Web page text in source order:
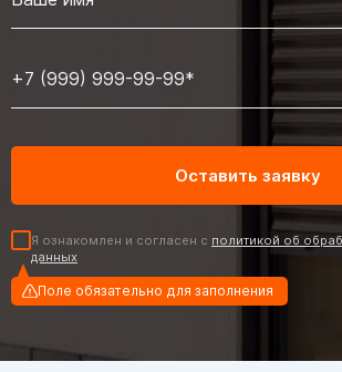
Я ознакомлен и согласен с политикой об
данных
Поле обязательно для заполнения